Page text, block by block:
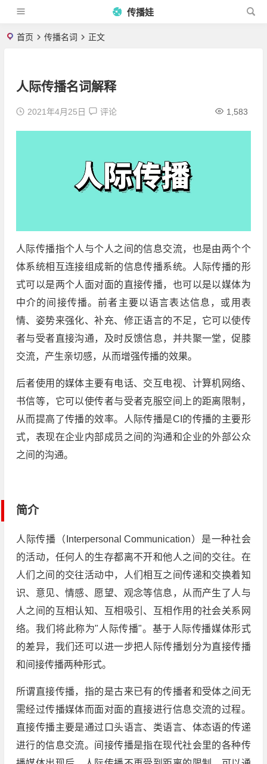
传播娃
首页 传播名词 正文
人际传播名词解释
2021年4月25日 评论 1,583
人际传播指个人与个人之间的信息交流，也是由两个个
体系统相互连接组成新的信息传播系统。人际传播的形
式可以是两个人面对面的直接传播，也可以是以媒体为
中介的间接传播。前者主要以语言表达信息，或用表
情、姿势来强化、补充、修正语言的不足，它可以使传
者与受者直接沟通，及时反馈信息，并共聚一堂，促膝
交流，产生亲切感，从而增强传播的效果。
后者使用的媒体主要有电话、交互电视、计算机网络、
书信等，它可以使传者与受者克服空间上的距离限制，
从而提高了传播的效率。人际传播是CI的传播的主要形
式，表现在企业内部成员之间的沟通和企业的外部公众
之间的沟通。
简介
人际传播（Interpersonal Communication）是一种社会
的活动，任何人的生存都离不开和他人之间的交往。在
人们之间的交往活动中，人们相互之间传递和交换着知
识、意见、情感、愿望、观念等信息，从而产生了人与
人之间的互相认知、互相吸引、互相作用的社会关系网
络。我们将此称为"人际传播"。基于人际传播媒体形式
的差异，我们还可以进一步把人际传播划分为直接传播
和间接传播两种形式。
所谓直接传播，指的是古来已有的传播者和受体之间无
需经过传播媒体而面对面的直接进行信息交流的过程。
直接传播主要是通过口头语言、类语言、体态语的传递
进行的信息交流。间接传播是指在现代社会里的各种传